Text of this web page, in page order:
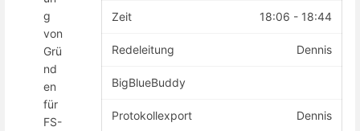
Zeit 18:06 - 18:44
Redeleitung Dennis
BigBlueBuddy
Protokollexport Dennis
g
von
Grü
nd
en
für
FS-